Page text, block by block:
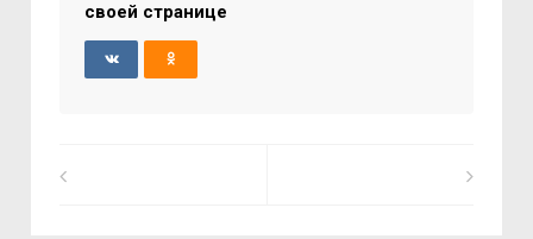
своей странице